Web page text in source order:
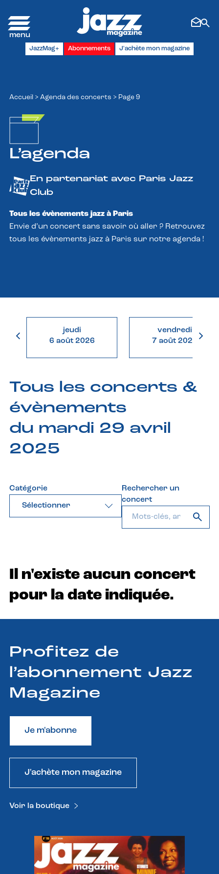
JazzMag+ Abonnements J'achète mon magazine
Accueil > Agenda des concerts > Page 9
L’agenda
En partenariat avec Paris Jazz
Club
Tous les évènements jazz à Paris
Envie d’un concert sans savoir où aller ? Retrouvez
tous les évènements jazz à Paris sur notre agenda !
jeudi
6 août 2026
vendredi
7 août 2026
Tous les concerts &
évènements
du mardi 29 avril
2025
Catégorie
Sélectionner
Rechercher un
concert
Il n'existe aucun concert
pour la date indiquée.
Profitez de
l’abonnement Jazz
Magazine
Je m'abonne
J'achète mon magazine
Voir la boutique